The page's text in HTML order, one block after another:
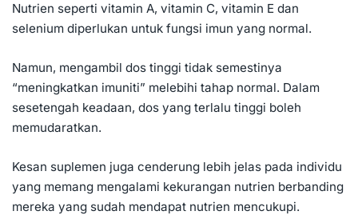
Nutrien seperti vitamin A, vitamin C, vitamin E dan
selenium diperlukan untuk fungsi imun yang normal.
Namun, mengambil dos tinggi tidak semestinya
“meningkatkan imuniti” melebihi tahap normal. Dalam
sesetengah keadaan, dos yang terlalu tinggi boleh
memudaratkan.
Kesan suplemen juga cenderung lebih jelas pada individu
yang memang mengalami kekurangan nutrien berbanding
mereka yang sudah mendapat nutrien mencukupi.